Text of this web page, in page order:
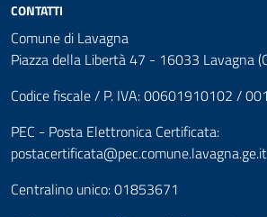
CONTATTI
Comune di Lavagna
Piazza della Libertà 47 - 16033 Lavagna
Codice fiscale / P. IVA: 00601910102 /
PEC - Posta Elettronica Certificata:
postacertificata@pec.comune.lavagna.ge.it
Centralino unico: 01853671